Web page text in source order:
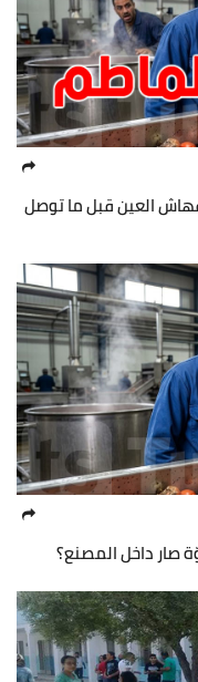
العين قبل ما توصل
داخل المصنع؟